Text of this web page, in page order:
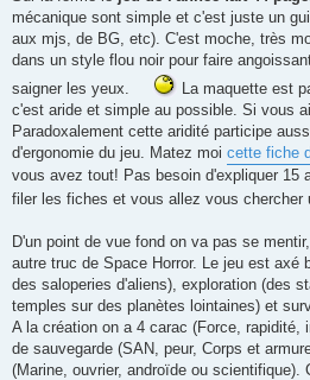
mécanique sont simple et c'est juste un
aux mjs, de BG, etc). C'est moche, très
dans un style flou noir pour faire
saigner les yeux.
La maquette est
c'est aride et simple au possible. Si vous
Paradoxalement cette aridité participe
d'ergonomie du jeu. Matez moi cette fiche
vous avez tout! Pas besoin d'expliquer 15
filer les fiches et vous allez vous chercher
D'un point de vue fond on va pas se
autre truc de Space Horror. Le jeu est axé
des saloperies d'aliens), exploration (des
temples sur des planètes lointaines) et
A la création on a 4 carac (Force, rapidité,
de sauvegarde (SAN, peur, Corps et
(Marine, ouvrier, androïde ou scientifique).